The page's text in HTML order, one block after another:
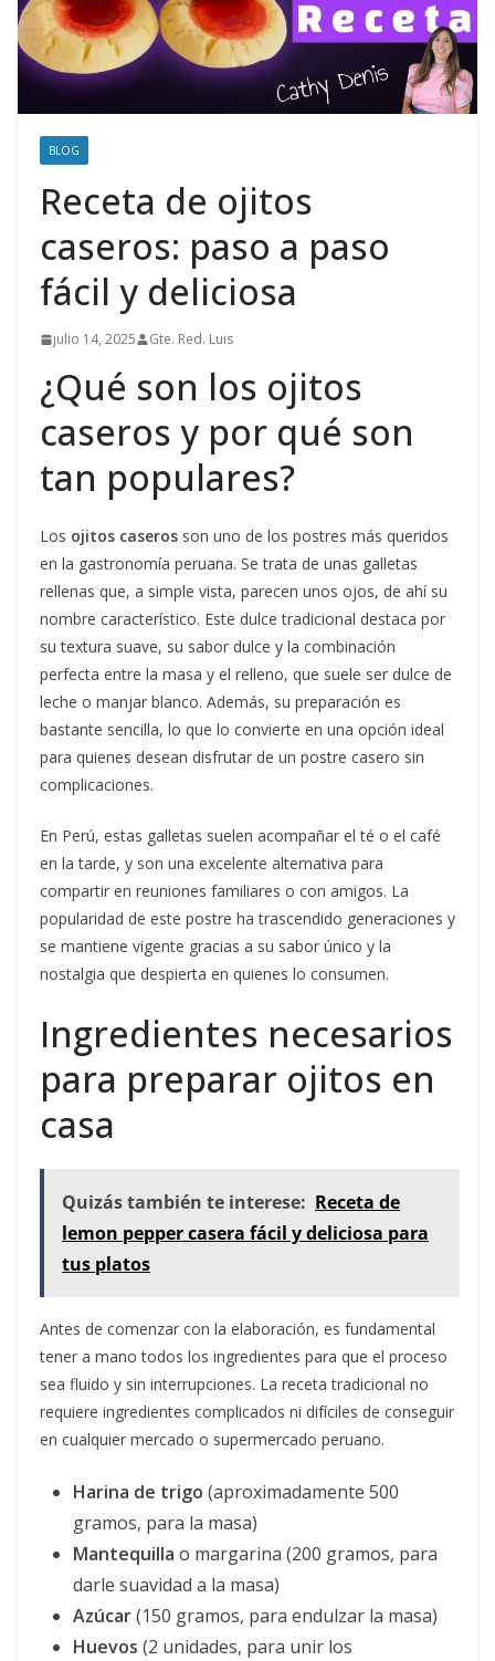
BLOG
Receta de ojitos
caseros: paso a paso
fácil y deliciosa
julio 14, 2025 Gte. Red. Luis
¿Qué son los ojitos
caseros y por qué son
tan populares?
Los ojitos caseros son uno de los postres más queridos
en la gastronomía peruana. Se trata de unas galletas
rellenas que, a simple vista, parecen unos ojos, de ahí su
nombre característico. Este dulce tradicional destaca por
su textura suave, su sabor dulce y la combinación
perfecta entre la masa y el relleno, que suele ser dulce de
leche o manjar blanco. Además, su preparación es
bastante sencilla, lo que lo convierte en una opción ideal
para quienes desean disfrutar de un postre casero sin
complicaciones.
En Perú, estas galletas suelen acompañar el té o el café
en la tarde, y son una excelente alternativa para
compartir en reuniones familiares o con amigos. La
popularidad de este postre ha trascendido generaciones y
se mantiene vigente gracias a su sabor único y la
nostalgia que despierta en quienes lo consumen.
Ingredientes necesarios
para preparar ojitos en
casa
Quizás también te interese: Receta de
lemon pepper casera fácil y deliciosa para
tus platos
Antes de comenzar con la elaboración, es fundamental
tener a mano todos los ingredientes para que el proceso
sea fluido y sin interrupciones. La receta tradicional no
requiere ingredientes complicados ni difíciles de conseguir
en cualquier mercado o supermercado peruano.
Harina de trigo (aproximadamente 500
gramos, para la masa)
Mantequilla o margarina (200 gramos, para
darle suavidad a la masa)
Azúcar(150 gramos, para endulzar la masa)
Huevos (2 unidades, para unir los